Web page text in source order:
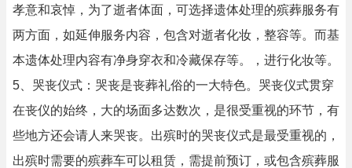
孝意和哀悼，为了逝者体面，可选择遗体处理的殡葬服务有
两方面，如延伸服务内容，包含对逝者化妆，整容等。而基
本遗体处理内容有净身穿衣和冷藏保存等。，进行化妆等。
5、哭丧仪式：哭丧是丧葬礼俗的一大特色。哭丧仪式贯穿
在丧仪的始终，大的场面多达数次，是很受重视的环节，有
些地方还会请人来哭丧。出殡时的哭丧仪式是最受重视的，
出殡时需要的殡葬车可以租赁，需提前预订，或包含殡葬服